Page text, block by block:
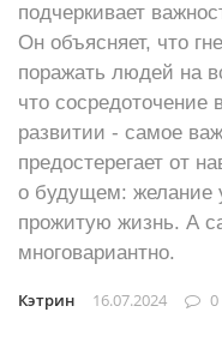
подчеркивает
Он объясняет, что
поражать людей на
что
развитии - самое
предостерегает от
о будущем: желание
прожитую жизнь. А
многовариантно.
Кэтрин 16.07.2024 0